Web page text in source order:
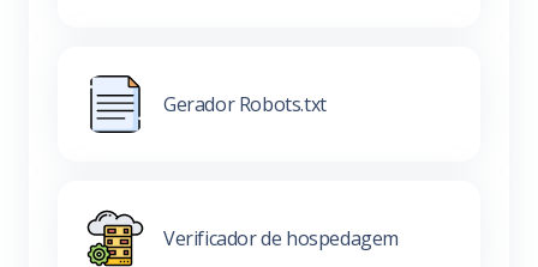
Gerador Robots.txt
Verificador de hospedagem